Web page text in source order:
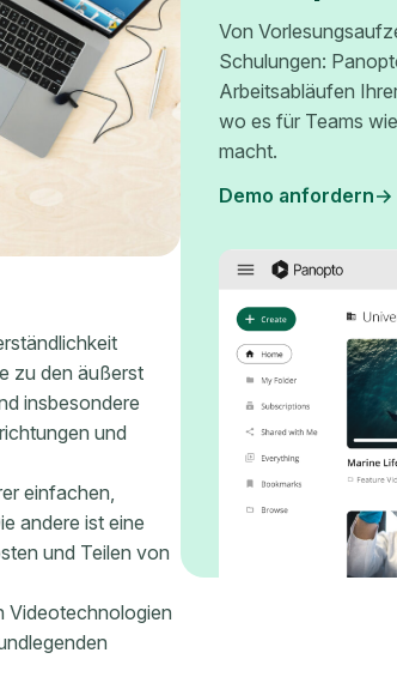
zu den äußerst
insbesondere
und
einfachen,
andere ist eine
und Teilen von
Videotechnologien
Von
Schulungen:
Arbeitsabläufen
wo es für Teams
macht.
Demo anfordern